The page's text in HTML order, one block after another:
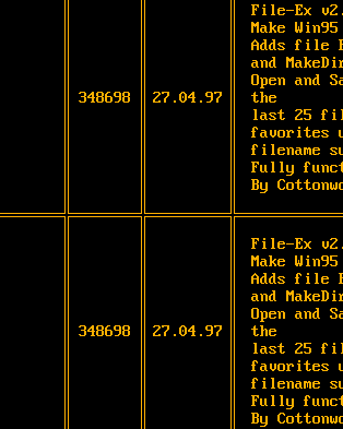
348698 27.04.97
File-Ex
Make
Adds file
and
Open and
the
last 25
favorites
filename
Fully
By
348698 27.04.97
File-Ex
Make
Adds file
and
Open and
the
last 25
favorites
filename
Fully
By